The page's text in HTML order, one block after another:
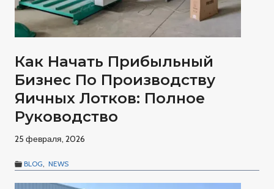
Как Начать Прибыльный
Бизнес По Производству
Яичных Лотков: Полное
Руководство
25 февраля, 2026
BLOG, NEWS